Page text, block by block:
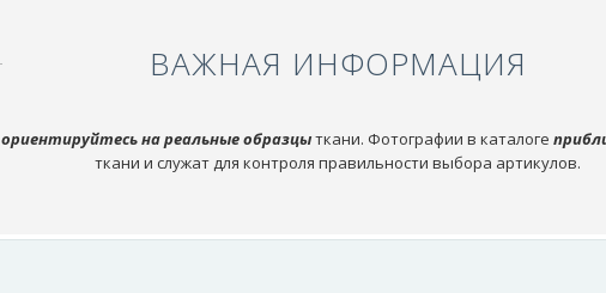
ВАЖНАЯ ИНФОРМАЦИЯ
ориентируйтесь на реальные образцыткани. Фотографии в каталоге
ткани и служат для контроля правильности выбора артикулов.